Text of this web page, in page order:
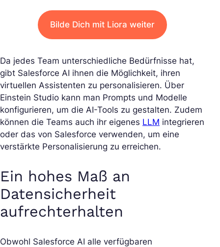
Bilde Dich mit Liora weiter
Da jedes Team unterschiedliche Bedürfnisse hat,
gibt Salesforce AI ihnen die Möglichkeit, ihren
virtuellen Assistenten zu personalisieren. Über
Einstein Studio kann man Prompts und Modelle
konfigurieren, um die AI-Tools zu gestalten. Zudem
können die Teams auch ihr eigenes LLM integrieren
oder das von Salesforce verwenden, um eine
verstärkte Personalisierung zu erreichen.
Ein hohes Maß an
Datensicherheit
aufrechterhalten
Obwohl Salesforce AI alle verfügbaren